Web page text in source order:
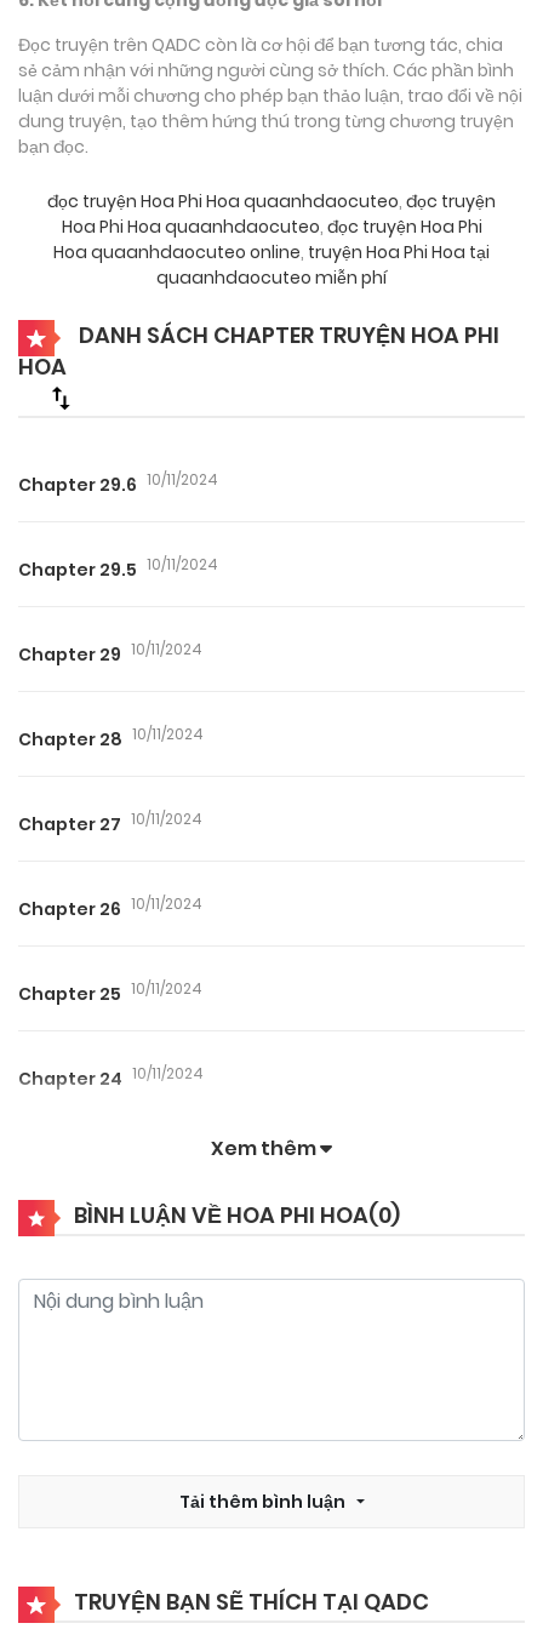
Đọc truyện trên QADC còn là cơ hội để bạn tương tác, chia
sẻ cảm nhận với những người cùng sở thích. Các phần bình
luận dưới mỗi chương cho phép bạn thảo luận, trao đổi về nội
dung truyện, tạo thêm hứng thú trong từng chương truyện
bạn đọc.
đọc truyện Hoa Phi Hoa quaanhdaocuteo, đọc truyện
Hoa Phi Hoa quaanhdaocuteo, đọc truyện Hoa Phi
Hoa quaanhdaocuteo online, truyện Hoa Phi Hoa tại
quaanhdaocuteo miễn phí
DANH SÁCH CHAPTER TRUYỆN HOA PHI
HOA
Chapter 29.6 10/11/2024
Chapter 29.5 10/11/2024
Chapter 29 10/11/2024
Chapter 28 10/11/2024
Chapter 27 10/11/2024
Chapter 26 10/11/2024
Chapter 25 10/11/2024
Chapter 24 10/11/2024
10/11/2024
Chapter 18
Xem thêm
BÌNH LUẬN VỀ HOA PHI HOA(0)
Tải thêm bình luận
TRUYỆN BẠN SẼ THÍCH TẠI QADC